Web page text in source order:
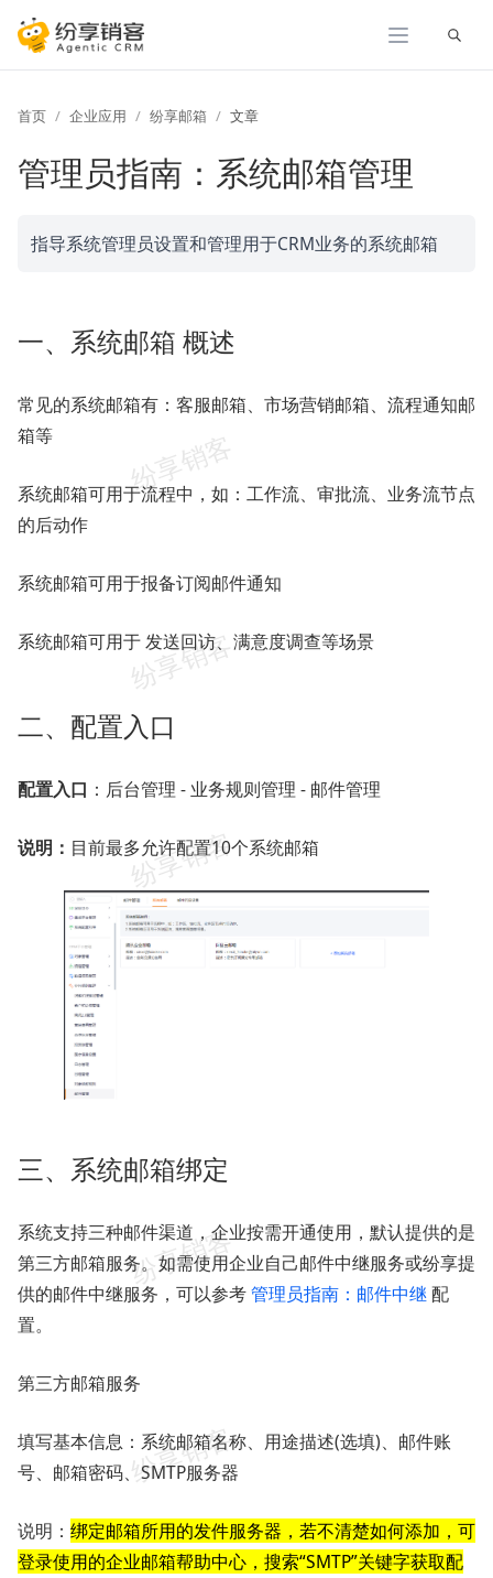
展开
首页 企业应用 纷享邮箱 文章
管理员指南：系统邮箱管理
指导系统管理员设置和管理用于CRM业务的系统邮箱
一、系统邮箱 概述
常见的系统邮箱有：客服邮箱、市场营销邮箱、流程通知邮
箱等
系统邮箱可用于流程中，如：工作流、审批流、业务流节点
的后动作
系统邮箱可用于报备订阅邮件通知
系统邮箱可用于 发送回访、满意度调查等场景
二、配置入口
配置入口 ：后台管理 - 业务规则管理 - 邮件管理
说明： 目前最多允许配置10个系统邮箱
三、系统邮箱绑定
系统支持三种邮件渠道，企业按需开通使用，默认提供的是
第三方邮箱服务。如需使用企业自己邮件中继服务或纷享提
供的邮件中继服务，可以参考管理员指南：邮件中继配
置。
第三方邮箱服务
填写基本信息：系统邮箱名称、用途描述(选填)、邮件账
号、邮箱密码、SMTP服务器
说明： 绑定邮箱所用的发件服务器，若不清楚如何添加，可
登录使用的企业邮箱帮助中心，搜索“SMTP”关键字获取配